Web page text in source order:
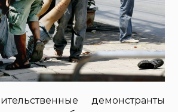
демонстранты